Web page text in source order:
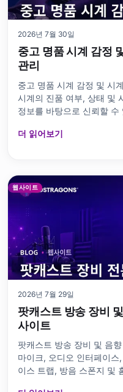
2026년 7월 30일
중고 명품 시계 감정
관리
중고 명품 시계 감정 및 시
시계의 진품 여부, 상태 및
정보를 바탕으로 신뢰할
호, 메커니즘, 케이스, 다이얼
더 읽어보기
웹사이트
2026년 7월 29일
팟캐스트 방송 장비
사이트
팟캐스트 방송 장비 및 음
마이크, 오디오 인터페이
이스 트랩, 방음 스폰지 및